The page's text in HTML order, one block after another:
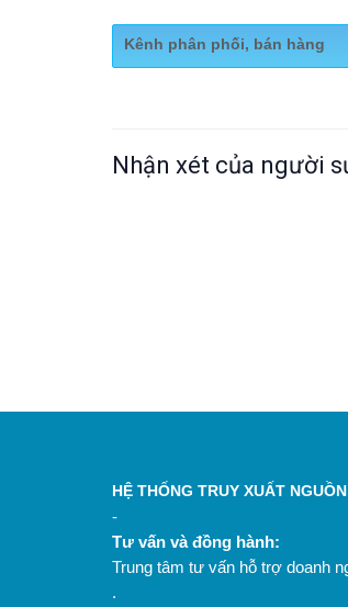
Kênh phân phối, bán hàng
Nhận xét của người
HỆ THỐNG TRUY XUẤT
-
Tư vấn và đồng hành:
Trung tâm tư vấn hỗ trợ doanh
.